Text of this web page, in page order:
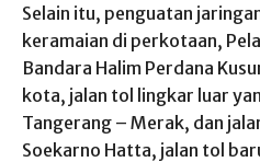
Selain itu, penguatan
keramaian di perkotaan,
Bandara Halim Perdana
kota, jalan tol lingkar luar
Tangerang – Merak, dan
Soekarno Hatta, jalan tol